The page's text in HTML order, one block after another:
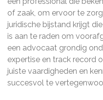
of zaak, om ervoor te
juridische bijstand krijgt
is aan te raden om
een advocaat grondig
expertise en track record
juiste vaardigheden en
succesvol te